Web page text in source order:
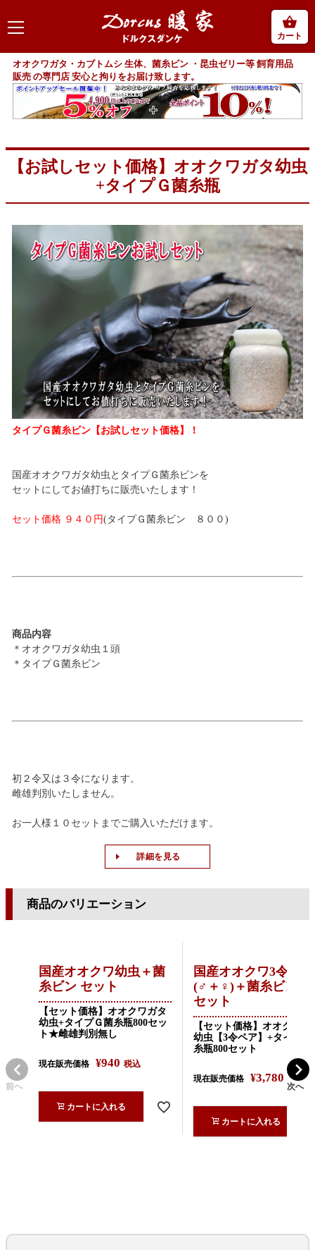
カート
オオクワガタ・カブトムシ 生体、菌糸ビン ・昆虫ゼリー等 飼育用品
販売 の専門店 安心と拘りをお届け致します。
【お試しセット価格】オオクワガタ幼虫
+タイプＧ菌糸瓶
タイプＧ菌糸ビン【お試しセット価格】！
国産オオクワガタ幼虫とタイプＧ菌糸ビンを
セットにしてお値打ちに販売いたします！
セット価格 ９４０円(タイプＧ菌糸ビン ８００)
商品内容
＊オオクワガタ幼虫１頭
＊タイプＧ菌糸ビン
初２令又は３令になります。
雌雄判別いたしません。
お一人様１０セットまでご購入いただけます。
詳細を見る
商品のバリエーション
前へ
国産オオクワ幼虫＋菌
糸ビン セット
【セット価格】オオクワガタ
幼虫+タイプＧ菌糸瓶800セッ
ト★雌雄判別無し
現在販売価格 ¥940 税込
カートに入れる
国産オオクワ3令幼虫
(♂＋♀)＋菌糸ビン2
セット
【セット価格】オオクワガ
幼虫【3令ペア】+タイプＧ
糸瓶800セット
現在販売価格 ¥3,780 税込
カートに入れる
次へ